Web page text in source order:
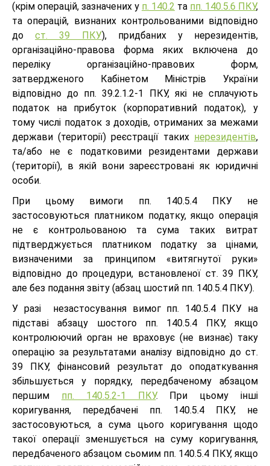
(крім операцій, зазначених у п. 140.2 та пп. 140.5.6 ПКУ,
та операцій, визнаних контрольованими відповідно
дост. 39 ПКУ), придбаних у нерезидентів,
організаційно-правова форма яких включена до
переліку організаційно-правових форм,
затвердженого Кабінетом Міністрів України
відповідно до пп. 39.2.1.2-1 ПКУ, які не сплачують
податок на прибуток (корпоративний податок), у
тому числі податок з доходів, отриманих за межами
держави (території) реєстрації таких нерезидентів,
та/або не є податковими резидентами держави
(території), в якій вони зареєстровані як юридичні
особи.
При цьому вимоги пп. 140.5.4 ПКУ не
застосовуються платником податку, якщо операція
не є контрольованою та сума таких витрат
підтверджується платником податку за цінами,
визначеними за принципом «витягнутої руки»
відповідно до процедури, встановленої ст. 39 ПКУ,
але без подання звіту (абзац шостий пп. 140.5.4 ПКУ).
У разі незастосування вимог пп. 140.5.4 ПКУ на
підставі абзацу шостого пп. 140.5.4 ПКУ, якщо
контролюючий орган не враховує (не визнає) таку
операцію за результатами аналізу відповідно до ст.
39 ПКУ, фінансовий результат до оподаткування
збільшується у порядку, передбаченому абзацом
першим пп. 140.5.2-1 ПКУ. При цьому інші
коригування, передбачені пп. 140.5.4 ПКУ, не
застосовуються, а сума цього коригування щодо
такої операції зменшується на суму коригування,
передбаченого абзацом сьомим пп. 140.5.4 ПКУ, якщо